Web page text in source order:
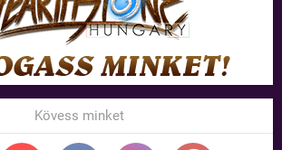
Kövess minket